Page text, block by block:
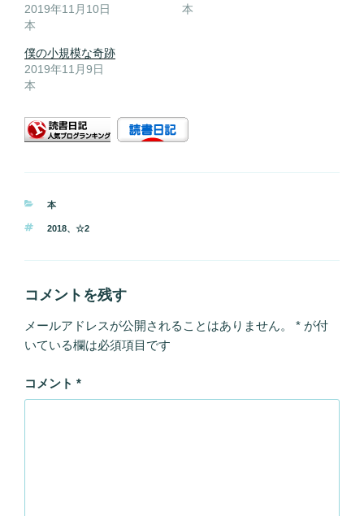
2019年11月10日
本
本
僕の小規模な奇跡
2019年11月9日
本
カ
ゴ
ー
本
タ
2018、 ☆2
コメントを残す
メールアドレスが公開されることはありません。 * が付
いている欄は必須項目です
コメント *